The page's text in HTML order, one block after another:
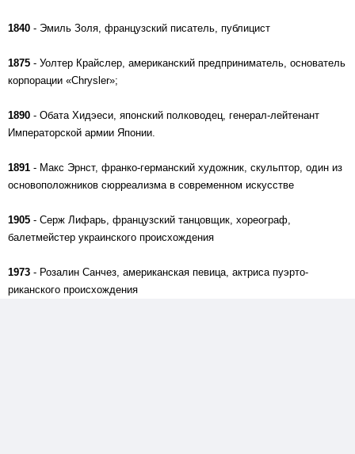
1840 - Эмиль Золя, французский писатель, публицист
1875 - Уолтер Крайслер, американский предприниматель, основатель
корпорации «Chrysler»;
1890 - Обата Хидэеси, японский полководец, генерал-лейтенант
Императорской армии Японии.
1891 - Макс Эрнст, франко-германский художник, скульптор, один из
основоположников сюрреализма в современном искусстве
1905 - Серж Лифарь, французский танцовщик, хореограф,
балетмейстер украинского происхождения
1973 - Розалин Санчез, американская певица, актриса пуэрто-
риканского происхождения